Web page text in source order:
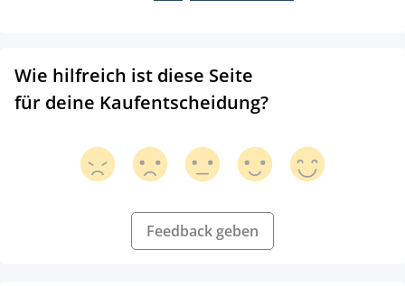
Wie hilfreich ist diese Seite
für deine Kaufentscheidung?
Feedback geben